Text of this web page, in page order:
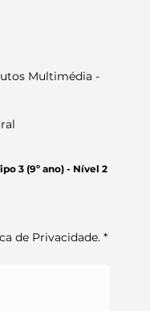
Multimédia -
3 (9º ano) - Nível 2
de Privacidade. *